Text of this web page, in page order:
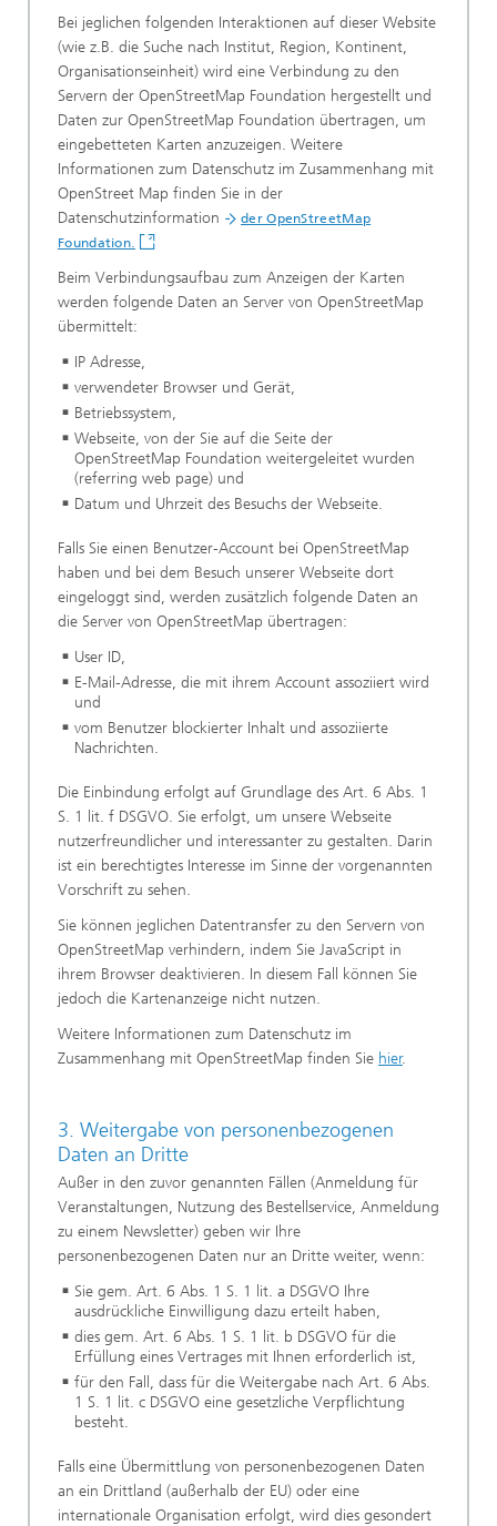
Bei jeglichen folgenden Interaktionen auf dieser Website
(wie z.B. die Suche nach Institut, Region, Kontinent,
Organisationseinheit) wird eine Verbindung zu den
Servern der OpenStreetMap Foundation hergestellt und
Daten zur OpenStreetMap Foundation übertragen, um
eingebetteten Karten anzuzeigen. Weitere
Informationen zum Datenschutz im Zusammenhang mit
OpenStreet Map finden Sie in der
Datenschutzinformation
der OpenStreetMap
Foundation.
Beim Verbindungsaufbau zum Anzeigen der Karten
werden folgende Daten an Server von OpenStreetMap
übermittelt:
IP Adresse,
verwendeter Browser und Gerät,
Betriebssystem,
Webseite, von der Sie auf die Seite der
OpenStreetMap Foundation weitergeleitet wurden
(referring web page) und
Datum und Uhrzeit des Besuchs der Webseite.
Falls Sie einen Benutzer-Account bei OpenStreetMap
haben und bei dem Besuch unserer Webseite dort
eingeloggt sind, werden zusätzlich folgende Daten an
die Server von OpenStreetMap übertragen:
User ID,
E-Mail-Adresse, die mit ihrem Account assoziiert wird
und
vom Benutzer blockierter Inhalt und assoziierte
Nachrichten.
Die Einbindung erfolgt auf Grundlage des Art. 6 Abs. 1
S. 1 lit. f DSGVO. Sie erfolgt, um unsere Webseite
nutzerfreundlicher und interessanter zu gestalten. Darin
ist ein berechtigtes Interesse im Sinne der vorgenannten
Vorschrift zu sehen.
Sie können jeglichen Datentransfer zu den Servern von
OpenStreetMap verhindern, indem Sie JavaScript in
ihrem Browser deaktivieren. In diesem Fall können Sie
jedoch die Kartenanzeige nicht nutzen.
Weitere Informationen zum Datenschutz im
Zusammenhang mit OpenStreetMap finden Sie hier.
3. Weitergabe von personenbezogenen
Daten an Dritte
Außer in den zuvor genannten Fällen (Anmeldung für
Veranstaltungen, Nutzung des Bestellservice, Anmeldung
zu einem Newsletter) geben wir Ihre
personenbezogenen Daten nur an Dritte weiter, wenn:
Sie gem. Art. 6 Abs. 1 S. 1 lit. a DSGVO Ihre
ausdrückliche Einwilligung dazu erteilt haben,
dies gem. Art. 6 Abs. 1 S. 1 lit. b DSGVO für die
Erfüllung eines Vertrages mit Ihnen erforderlich ist,
für den Fall, dass für die Weitergabe nach Art. 6 Abs.
1 S. 1 lit. c DSGVO eine gesetzliche Verpflichtung
besteht.
Falls eine Übermittlung von personenbezogenen Daten
an ein Drittland (außerhalb der EU) oder eine
internationale Organisation erfolgt, wird dies gesondert